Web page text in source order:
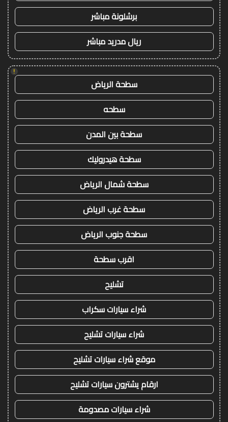
برشلونة مباشر
ريال مدريد مباشر
!
سطحة الرياض
سطحه
سطحة بين المدن
سطحة هيدروليك
سطحة شمال الرياض
سطحة غرب الرياض
سطحة جنوب الرياض
اقرب سطحة
تشليح
شراء سيارات سكراب
شراء سيارات تشليح
موقع شراء سيارات تشليح
ارقام يشترون سيارات تشليح
شراء سيارات مصدومة